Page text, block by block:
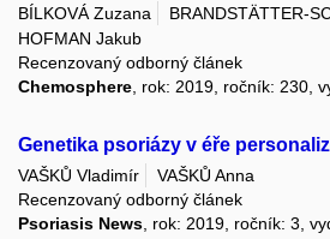
BÍLKOVÁ Zuzana
BRANDSTÄTTER-
HOFMAN Jakub
Recenzovaný odborný článek
Chemosphere, rok: 2019, ročník: 230,
Genetika psoriázy v éře
VAŠKŮ Vladimír
VAŠKŮ Anna
Recenzovaný odborný článek
Psoriasis News , rok: 2019, ročník: 3,